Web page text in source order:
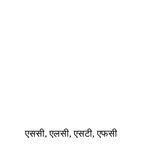
एससी, एलसी, एसटी, एफसी